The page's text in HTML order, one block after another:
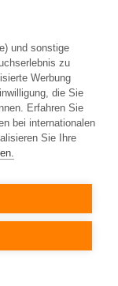
Monate
und sonstige
zu
Werbung
die Sie
Erfahren Sie
bei internationalen
Sie Ihre